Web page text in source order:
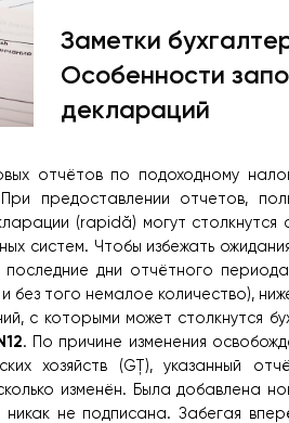
Заметки
Особенности
деклараций
отчётов по подоходному
предоставлении отчетов,
(rapidă) могут
систем. Чтобы избежать
дни отчётного
без того немалое количество),
с которыми может столкнутся
. По причине изменения
хозяйств (GȚ), указанный
изменён. Была добавлена
никак не подписана. Забегая